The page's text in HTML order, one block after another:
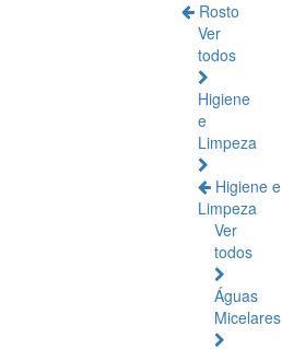
Rosto
Ver
todos
Higiene
e
Limpeza
Higiene e
Limpeza
Ver
todos
Águas
Micelares